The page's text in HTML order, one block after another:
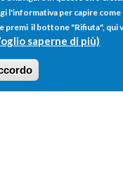
l'informativa per capire
premi il bottone "Rifiuta", qui
saperne di più)
I PROFILI